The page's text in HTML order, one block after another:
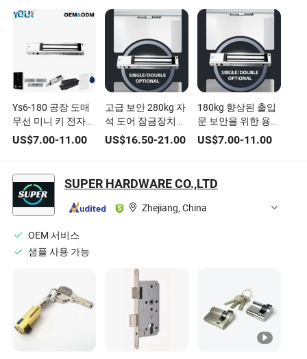
Ys6-180 공장 도매
무선 미니 키 전자기
잠금장치 원격 및 U
브래킷 포함, 자동
문 및 알루미늄 단일
이중 문 및 야외 게
이트용
US$7.00-11.00
고급 보안 280kg 자
석 도어 잠금장치로
강화된 안전성
US$16.50-21.00
180kg 향상된 출입
문 보안을 위한 용량
전자기 잠금장치
US$7.00-11.00
SUPER HARDWARE CO.,LTD
Zhejiang, China
OEM 서비스
샘플 사용 가능